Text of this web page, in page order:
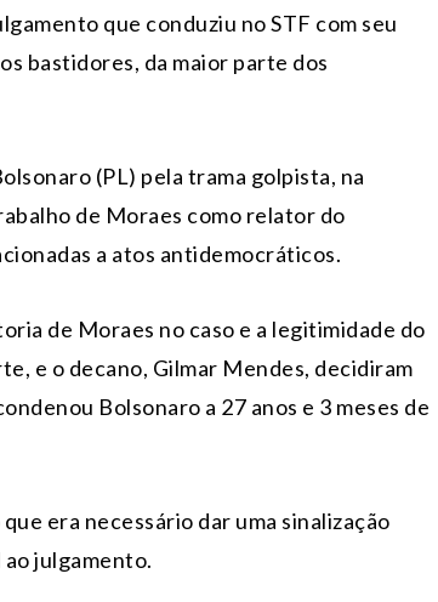
que conduziu no STF com seu
bastidores, da maior parte dos
(PL) pela trama golpista, na
de Moraes como relator do
a atos antidemocráticos.
de Moraes no caso e a legitimidade do
e o decano, Gilmar Mendes, decidiram
Bolsonaro a 27 anos e 3 meses de
era necessário dar uma sinalização
julgamento.